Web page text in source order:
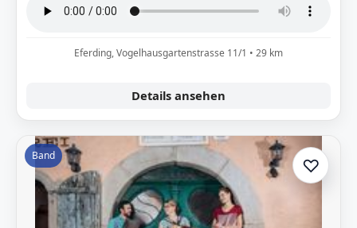
Eferding, Vogelhausgartenstrasse 11/1 • 29 km
Details ansehen
Band ♡Zur